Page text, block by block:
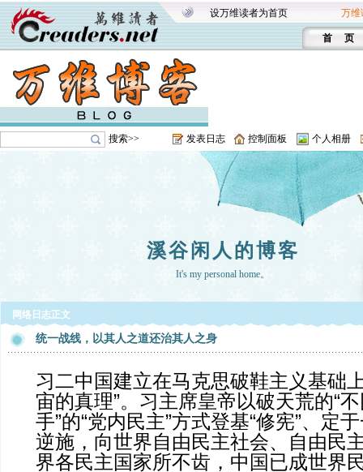
设万维读者为首页 万维
首 页
搜索>> 发表日志 控制面板 个人相册
溪谷闲人的博客
It's my personal home。
网络日志正文
统一战线，以其人之道还治其人之身
习二中国建立在马克思破鞋主义基础
宙的真理”。习主席皇帝以破天荒的“
手”的“党内民主”方式登基“修宪”、定
逆施，向世界自由民主社会、自由民
界各民主国家所不齿，中国已成世界